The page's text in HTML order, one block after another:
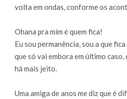
volta em ondas, conforme os
Ohana pra mim é quem fica!
Eu sou permanência, sou a que
que só vai embora em último
há mais jeito.
Uma amiga de anos me diz que é